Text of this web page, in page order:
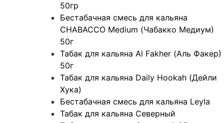
50гр
Бестабачная смесь для кальяна
CHABACCO Medium (Чабакко Медиум)
50г
Табак для кальяна Al Fakher (Аль Факер)
50г
Табак для кальяна Daily Hookah (Дейли
Хука)
Бестабачная смесь для кальяна Leyla
Табак для кальяна Северный